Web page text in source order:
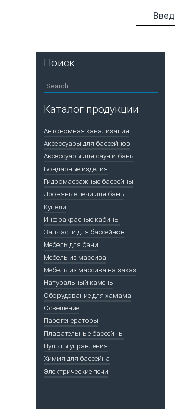
Поиск
Каталог продукции
Автономная канализация
Аксессуары для бассейнов
Аксессуары для саун и бань
Бондарные изделия
Гидромассажные бассейны
Дровяные печи для бань
Купели
Инфракрасные кабины
Запчасти для бассейнов
Мебель для бани
Мебель из массива
Мебель из массива на заказ
Натуральный камень
Оборудование для хамама
Освещение
Парогенераторы
Плавательные бассейны
Пульты управления
Химия для бассейна
Электрические печи